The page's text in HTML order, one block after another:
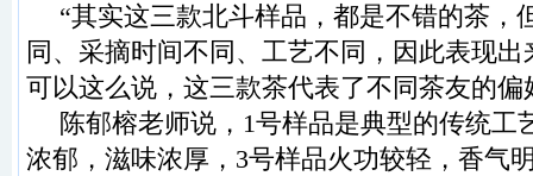
“其实这三款北斗样品，都是不错的茶，
同、采摘时间不同、工艺不同，因此表现
可以这么说，这三款茶代表了不同茶友的偏
陈郁榕老师说，1号样品是典型的传统工
浓郁，滋味浓厚，3号样品火功较轻，香气